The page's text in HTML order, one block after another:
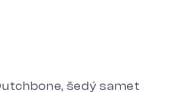
šedý samet